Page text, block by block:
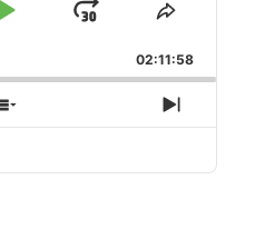
Play
Jump
Forward
Share
Episode
02:11:58
Show
Episodes
Next
Episode